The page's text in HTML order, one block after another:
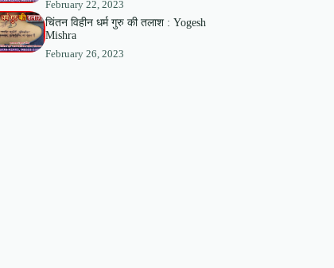
February 22, 2023
चिंतन विहीन धर्म गुरु की तलाश : Yogesh
Mishra
February 26, 2023